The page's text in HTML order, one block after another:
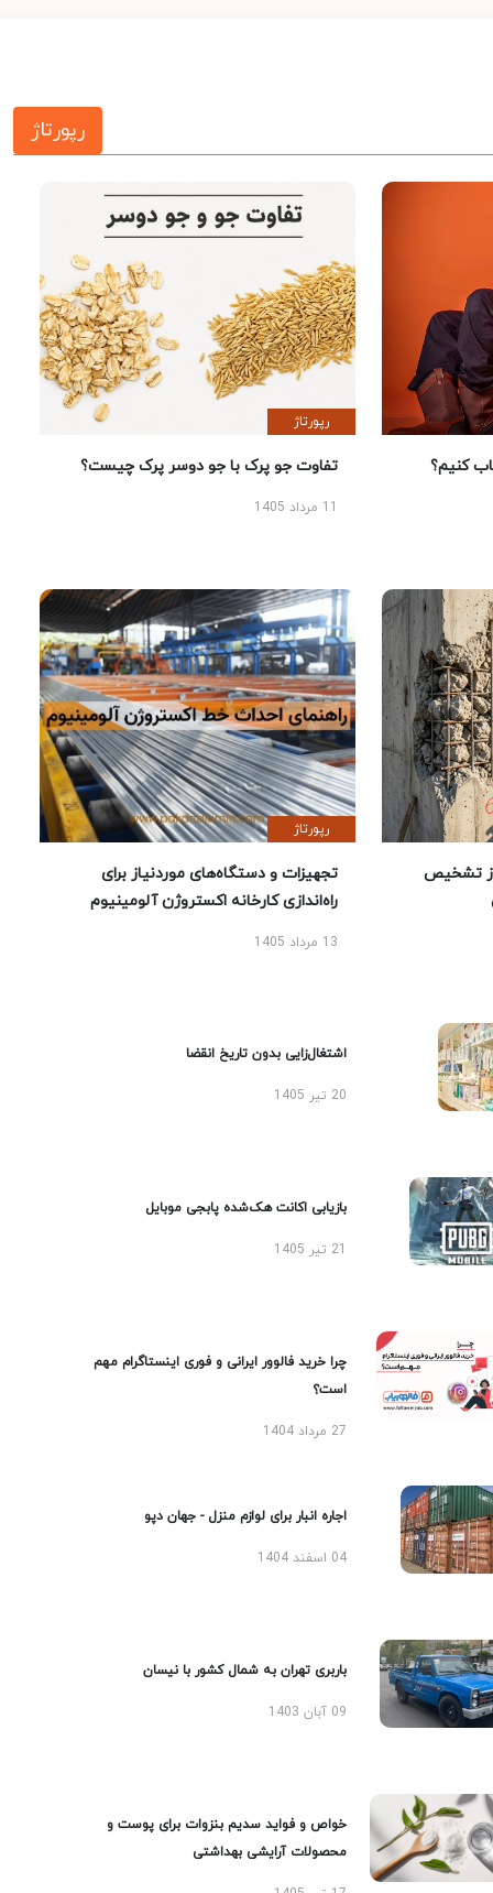
رپورتاژ
کنیم؟
رپورتاژ
تفاوت جو پرک با جو دوسر پرک چیست؟
تشخیص
رپورتاژ
تجهیزات و دستگاه‌های موردنیاز برای
راه‌اندازی کارخانه اکستروژن آلومینیوم
13 مرداد 1405
اشتغال‌زایی بدون تاریخ انقضا
20 تیر 1405
بازیابی اکانت هک‌شده پابجی موبایل
چرا خرید فالوور ایرانی و فوری اینستاگرام مهم
است؟
27 مرداد 1404
اجاره انبار برای لوازم منزل - جهان دپو
04 اسفند 1404
باربری تهران به شمال کشور با نیسان
09 آبان 1403
خواص و فواید سدیم بنزوات برای پوست و
محصولات آرایشی بهداشتی